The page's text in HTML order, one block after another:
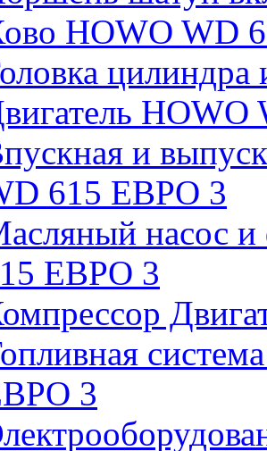
HOWO WD
цилиндра
и
615 ЕВРО 3
насос и
ЕВРО 3
3